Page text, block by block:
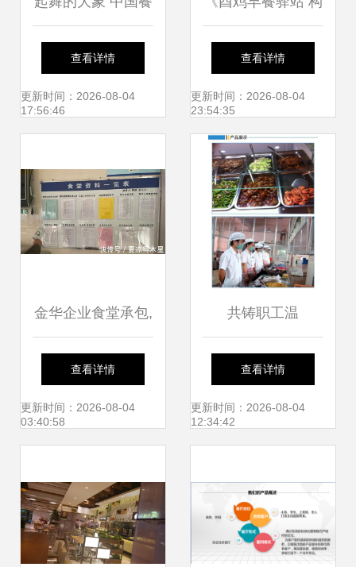
饮正加速进入万店
时代，管理挑战何
查看详情
更新时间：2026-08-04
17:56:46
建高效餐饮管理新
范式》
查看详情
更新时间：2026-08-04
23:54:35
金华企业食堂承包,
工厂食堂承包,这家
干净卫生!
查看详情
更新时间：2026-08-04
03:40:58
共铸职工温
馨“食”光 东莞虎门
高品质食堂承包与
查看详情
更新时间：2026-08-04
12:34:42